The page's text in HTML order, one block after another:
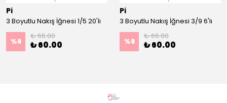
Pi
3 Boyutlu Nakış İğnesi 1/5 20'li
%9
₺ 66.00
₺ 60.00
Pi
3 Boyutlu Nakış İğnesi 3/9 6'lı
%9
₺ 66.00
₺ 60.00